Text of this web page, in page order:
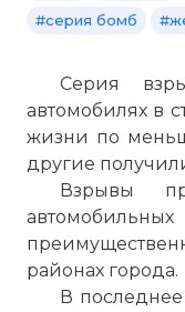
#серия бомб
Серия
автомобилях в
жизни по
другие
Взрывы
районах города.
В